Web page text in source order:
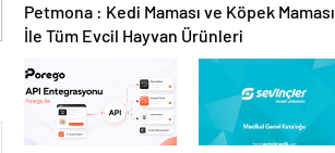
Petmona : Kedi Maması ve Köpek Maması
İle Tüm Evcil Hayvan Ürünleri